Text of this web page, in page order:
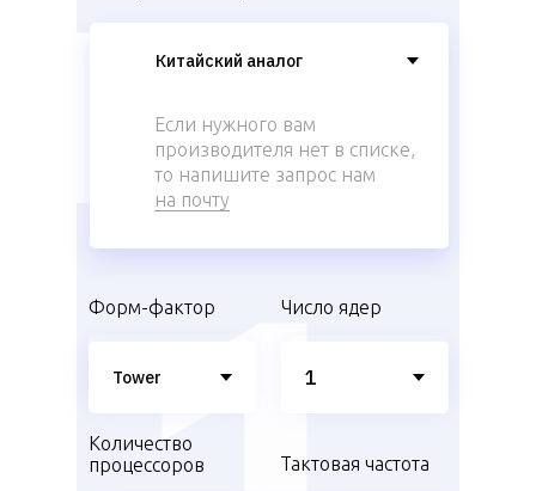
Форм-фактор
Количество
процессоров
Число ядер
Тактовая частота
Если нужного вам
производителя нет в списке,
то напишите запрос нам
на почту